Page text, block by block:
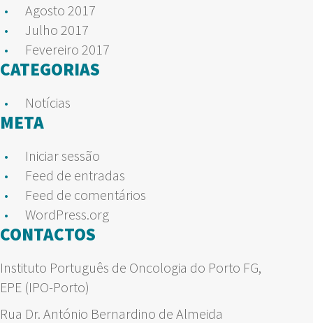
Agosto 2017
Julho 2017
Fevereiro 2017
CATEGORIAS
Notícias
META
Iniciar sessão
Feed de entradas
Feed de comentários
WordPress.org
CONTACTOS
Instituto Português de Oncologia do Porto FG,
EPE (IPO-Porto)
Rua Dr. António Bernardino de Almeida